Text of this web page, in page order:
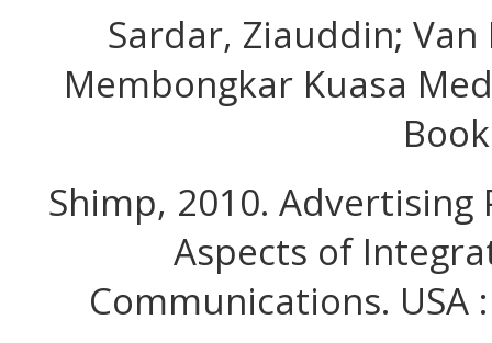
Sardar, Ziauddin;
Membongkar Kuasa
Shimp, 2010.
Aspects of
Communications. USA